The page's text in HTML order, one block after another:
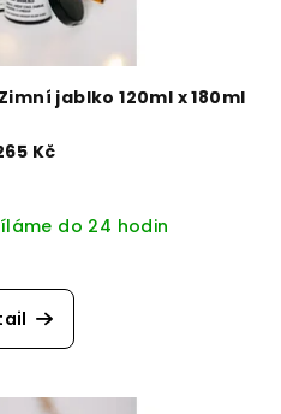
jablko 120ml x 180ml
Kč
do 24 hodin